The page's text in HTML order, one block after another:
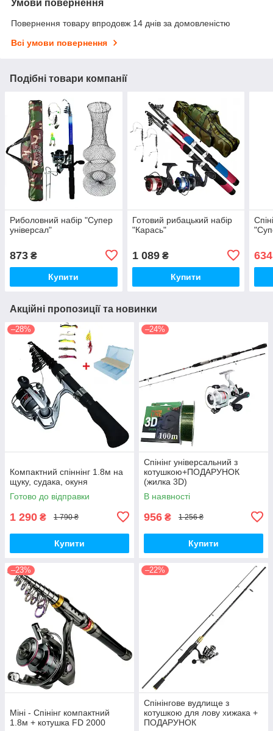
Умови повернення
Повернення товару впродовж 14 днів за домовленістю
Всі умови повернення
Подібні товари компанії
Риболовний набір "Супер
універсал"
873 ₴
Купити
Готовий рибацький набір
"Карась"
1 089₴
Купити
634
Акційні пропозиції та новинки
–28%
Компактний спіннінг 1.8м на
щуку, судака, окуня
Готово до відправки
1 290 ₴ 1 790 ₴
Купити
–24%
Спінінг універсальний з
котушкою+ПОДАРУНОК
(жилка 3D)
В наявності
956 ₴ 1 256 ₴
Купити
–23%
Міні - Спінінг компактний
1.8м + котушка FD 2000
–22%
Спінінгове вудлище з
котушкою для лову хижака +
ПОДАРУНОК